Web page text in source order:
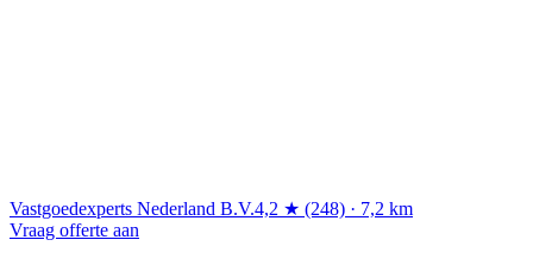
Vastgoedexperts Nederland B.V.4,2 ★ (248) · 7,2 km
Vraag offerte aan